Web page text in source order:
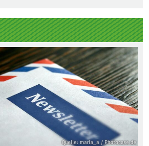
Quelle: maria_a / Photocase.de